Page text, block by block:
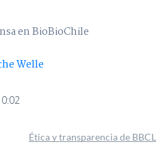
en BioBioChile
Welle
Ética y transparencia de BBCL